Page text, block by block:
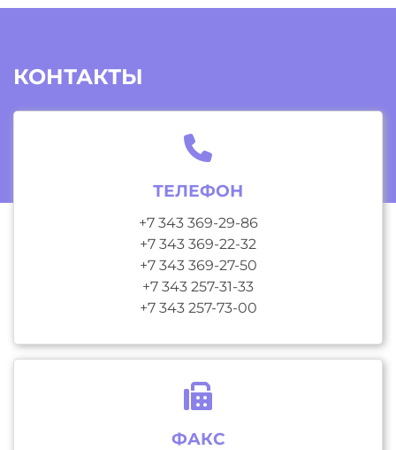
КОНТАКТЫ
ТЕЛЕФОН
+7 343 369-29-86
+7 343 369-22-32
+7 343 369-27-50
+7 343 257-31-33
+7 343 257-73-00
ФАКС